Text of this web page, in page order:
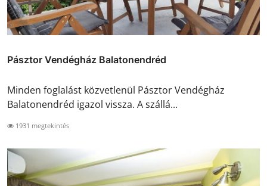
Pásztor Vendégház Balatonendréd
Minden foglalást közvetlenül Pásztor Vendégház
Balatonendréd igazol vissza. A szállá...
1931 megtekintés